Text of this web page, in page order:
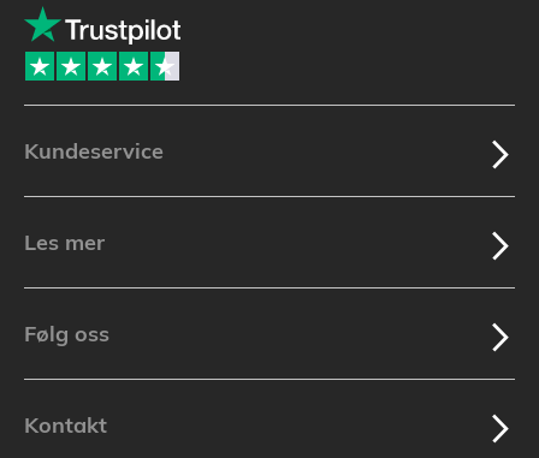
Kundeservice
Les mer
Følg oss
Kontakt